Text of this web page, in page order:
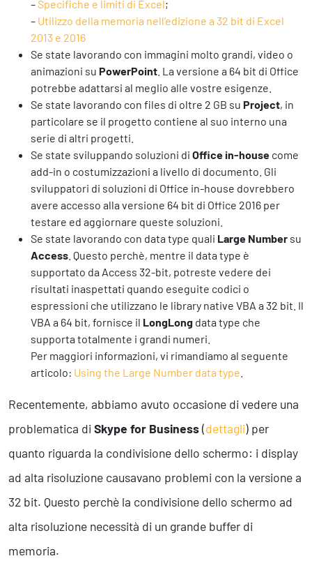
–Specifiche e limiti di Excel;
– Utilizzo della memoria nell’edizione a 32 bit di Excel
2013 e 2016
Se state lavorando con immagini molto grandi, video o
animazioni su PowerPoint . La versione a 64 bit di Office
potrebbe adattarsi al meglio alle vostre esigenze.
Se state lavorando con files di oltre 2 GB su Project, in
particolare se il progetto contiene al suo interno una
serie di altri progetti.
Se state sviluppando soluzioni di Office in-house come
add-in o costumizzazioni a livello di documento. Gli
sviluppatori di soluzioni di Office in-house dovrebbero
avere accesso alla versione 64 bit di Office 2016 per
testare ed aggiornare queste soluzioni.
Se state lavorando con data type quali Large Number su
Access . Questo perchè, mentre il data type è
supportato da Access 32-bit, potreste vedere dei
risultati inaspettati quando eseguite codici o
espressioni che utilizzano le library native VBA a 32 bit. Il
VBA a 64 bit, fornisce il LongLong data type che
supporta totalmente i grandi numeri.
Per maggiori informazioni, vi rimandiamo al seguente
articolo: Using the Large Number data type
Recentemente, abbiamo avuto occasione di vedere una
problematica di Skype for Business(dettagli) per
quanto riguarda la condivisione dello schermo: i display
ad alta risoluzione causavano problemi con la versione a
32 bit. Questo perchè la condivisione dello schermo ad
alta risoluzione necessità di un grande buffer di
memoria.